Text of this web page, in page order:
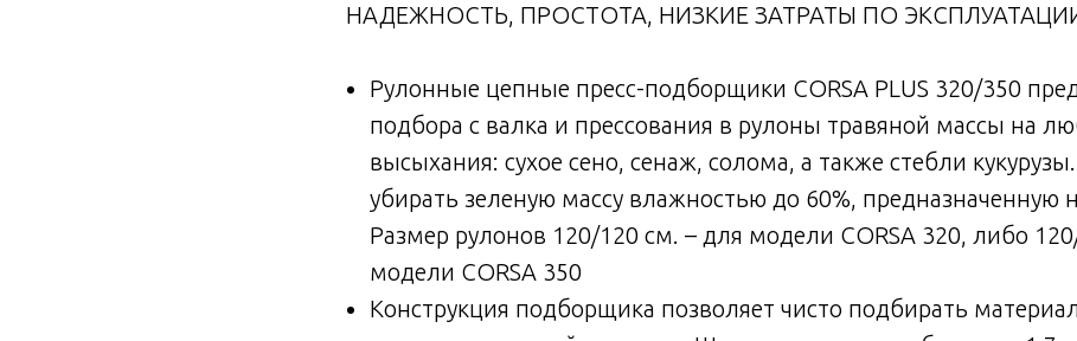
НАДЕЖНОСТЬ, ПРОСТОТА, НИЗКИЕ ЗАТРАТЫ ПО
Рулонные цепные пресс-подборщики CORSA PLUS 320/350
подбора с валка и прессования в рулоны травяной массы на
высыхания: сухое сено, сенаж, солома, а также стебли
убирать зеленую массу влажностью до 60%, предназначенную
Размер рулонов 120/120 см. – для модели CORSA 320, либо
модели CORSA 350
Конструкция подборщика позволяет чисто подбирать